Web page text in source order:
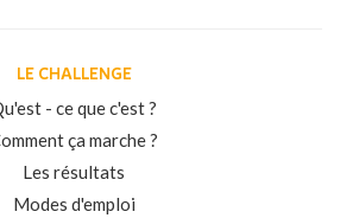
LE CHALLENGE
- ce que c'est ?
ça marche ?
Les résultats
Modes d'emploi